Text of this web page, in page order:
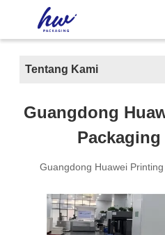
Tentang Kami
Guangdong
Guangdong Huawei